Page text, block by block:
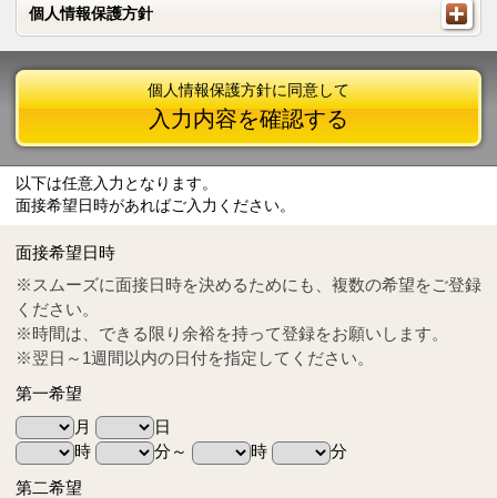
個人情報保護方針
個人情報保護方針
Tel
0570-55-0314
個人情報保護方針に同意して
入力内容を確認する
以下は任意入力となります。
面接希望日時があればご入力ください。
面接希望日時
※スムーズに面接日時を決めるためにも、複数の希望をご登録
ください。
※時間は、できる限り余裕を持って登録をお願いします。
※翌日～1週間以内の日付を指定してください。
第一希望
月
日
時
分～ 時
分
第二希望